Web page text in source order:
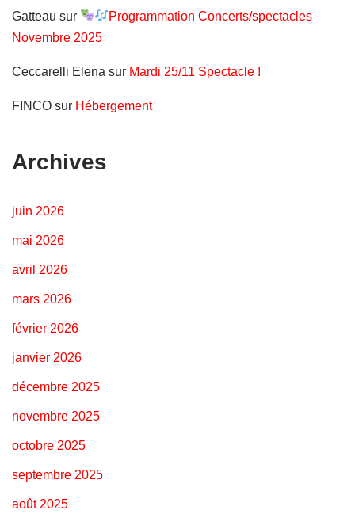
Gatteau sur
Programmation Concerts/spectacles
Novembre 2025
Ceccarelli Elena sur Mardi 25/11 Spectacle !
FINCO sur Hébergement
Archives
juin 2026
mai 2026
avril 2026
mars 2026
février 2026
janvier 2026
décembre 2025
novembre 2025
octobre 2025
septembre 2025
août 2025